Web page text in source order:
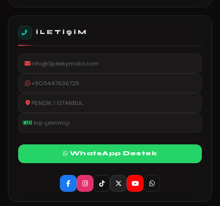
İLETIŞIM
info@Speakymobil.com
+905447636728
PENDİK / İSTANBUL
16 kişi çevrimiçi
WhatsApp Destek